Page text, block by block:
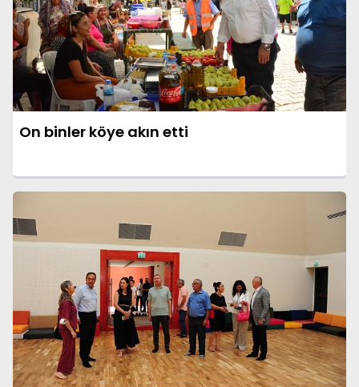
On binler köye akın etti